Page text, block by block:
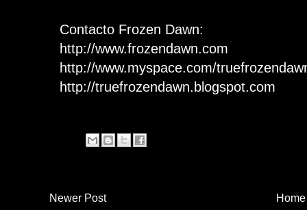
Contacto Frozen Dawn:
http://www.frozendawn.com
http://www.myspace.com/
http://truefrozendawn.blogspot.com
Newer Post Home